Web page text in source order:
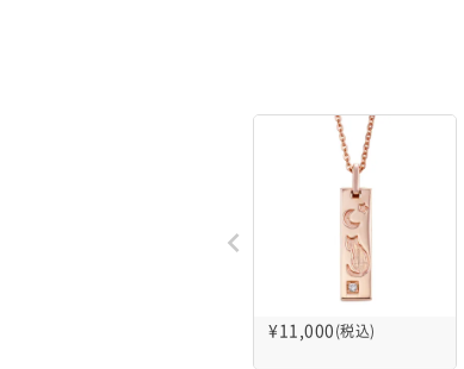
¥11,000 (税込)